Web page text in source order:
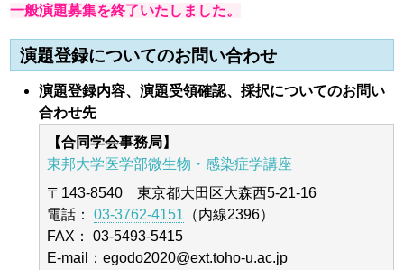
一般演題募集を終了いたしました。
演題登録についてのお問い合わせ
演題登録内容、演題受領確認、採択についてのお問い
合わせ先
【合同学会事務局】
東邦大学医学部微生物・感染症学講座
〒143-8540 東京都大田区大森西5-21-16
電話：03-3762-4151 （内線2396）
FAX： 03-5493-5415
E-mail：egodo2020@ext.toho-u.ac.jp